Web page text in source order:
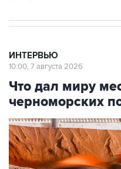
ИНТЕРВЬЮ
10:00, 7 августа 2026
Что дал миру
черноморских